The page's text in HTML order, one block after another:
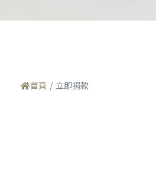
首頁 立即捐款